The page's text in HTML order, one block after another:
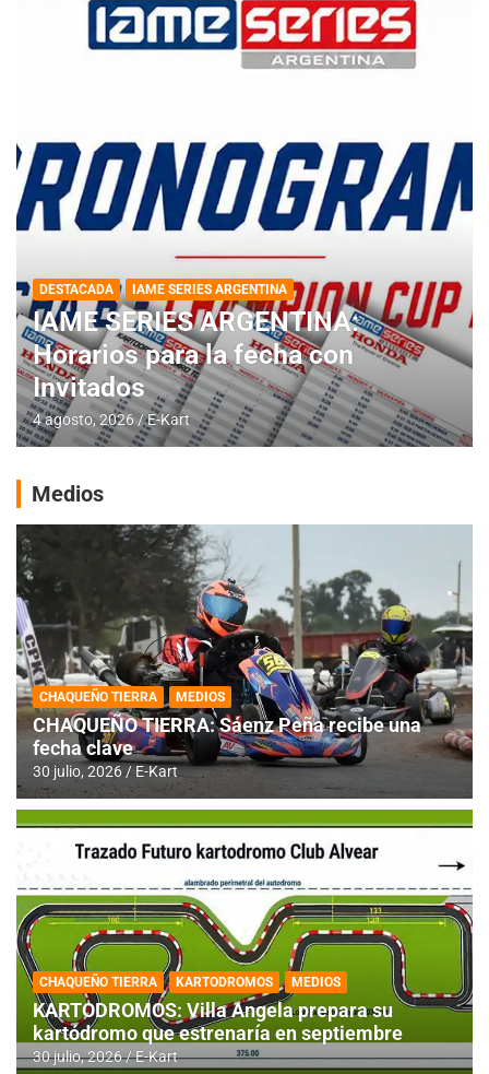
DESTACADA IAME SERIES ARGENTINA
IAME SERIES ARGENTINA:
Horarios para la fecha con
Invitados
4 agosto, 2026 E-Kart
Medios
CHAQUEÑO TIERRA MEDIOS
CHAQUEÑO TIERRA: Sáenz Peña recibe una
fecha clave
30 julio, 2026 E-Kart
CHAQUEÑO TIERRA KARTODROMOS MEDIOS
KARTODROMOS: Villa Angela prepara su
kartódromo que estrenaría en septiembre
30 julio, 2026 E-Kart